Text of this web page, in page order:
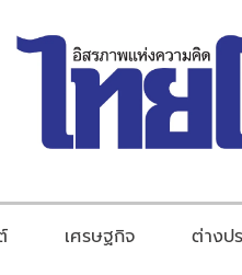
เศรษฐกิจ ต่างป